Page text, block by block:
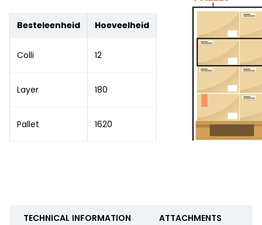
Besteleenheid Hoeveelheid
Colli 12
Layer 180
Pallet 1620
TECHNICAL INFORMATION ATTACHMENTS